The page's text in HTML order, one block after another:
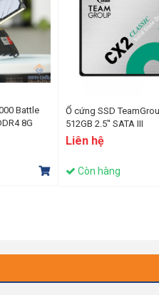
Battle
8G
Ổ cứng SSD
512GB 2.5'' SATA III
Liên hệ
Còn hàng